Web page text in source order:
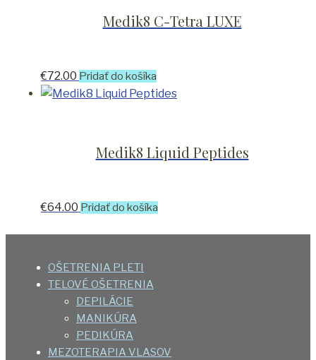
Medik8 C-Tetra LUXE
€72.00 Pridať do košíka
Medik8 Liquid Peptides
€64.00 Pridať do košíka
OŠETRENIA PLETI
TELOVÉ OŠETRENIA
DEPILÁCIE
MANIKÚRA
PEDIKÚRA
MEZOTERAPIA VLASOV